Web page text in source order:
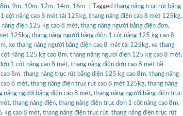
9m, 10m, 12m, 14m, 16m Tagged thang nâng trục rút bằng
cột nâng cao 8 mét tải 125kg, thang nâng điện cao 8 mét 125kg,
nâng điện 125 kg cao 8 mét, thang nâng người bằng điện đơn,
125kg, thang nâng người bằng điện 1 cột nâng 125 kg cao 8
, xe thang nâng người bằng điện cao 8 mét tải 125kg, xe thang
nâng 125 kg cao 8m, thang nâng người điện 125 kg cao 8 mét,
1 cột nâng cao 8 mét, thang nâng điện đơn cao 8 mét tải
8m, thang nâng trục rút bằng điện 125 kg cao 8m, thang nâng
8 mét, thang nâng điện trục rút cao 8 mét 125kg, thang nâng
nâng người bằng điện cao 8 mét, thang nâng người bằng điện trục
, thang nâng điện, thang nâng điện trục đơn 1 cột nâng cao 8m,
kg cao 8 mét, thang nâng điện trục rút, thang nâng điện trục rút